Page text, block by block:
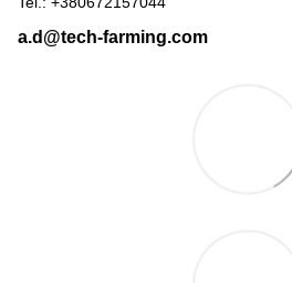
a.d@tech-farming.com